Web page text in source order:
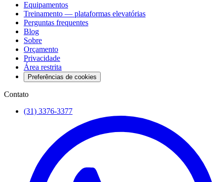
Equipamentos
Treinamento — plataformas elevatórias
Perguntas frequentes
Blog
Sobre
Orçamento
Privacidade
Área restrita
Preferências de cookies
Contato
(31) 3376-3377